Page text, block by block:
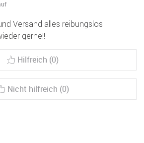
Versand alles reibungslos
gerne!!
Hilfreich (0)
Nicht hilfreich (0)